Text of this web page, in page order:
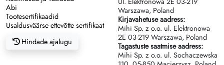
Abi
Tootesertifikaadid
Usaldusväärse ettevõtte sertifikaat
Hindade ajalugu
Warszawa, Poland
Kirjavahetuse aadress:
Mihi Sp. z o.o. ul. Elektronowa
2Е 03-219 Warszawa, Poland
Tagastuste saatmise aadress:
Mihi Sp. z o.o. ul. Sochaczewska